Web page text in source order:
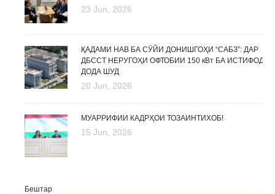
23 Jun, 2026
ҚАДАМИ НАВ БА СӮЙИ ДОНИШГОҲИ “САБЗ”: ДАР
ДБССТ НЕРУГОҲИ ОФТОБИИ 150 кВт БА ИСТИФОДА
ДОДА ШУД
20 Jun, 2026
МУАРРИФИИ КАДРҲОИ ТОЗАИНТИХОБ!
15 Jun, 2026
Бештар